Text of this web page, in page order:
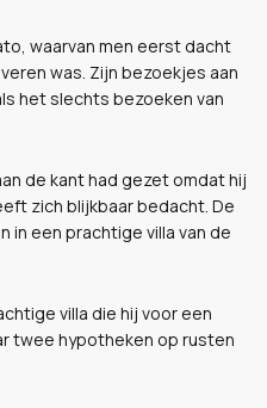
waarvan men eerst dacht
was. Zijn bezoekjes aan
het slechts bezoeken van
de kant had gezet omdat hij
zich blijkbaar bedacht. De
in een prachtige villa van de
villa die hij voor een
twee hypotheken op rusten